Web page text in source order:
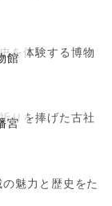
館
を体験する博物
宮
りを捧げた古社
魅力と歴史をた